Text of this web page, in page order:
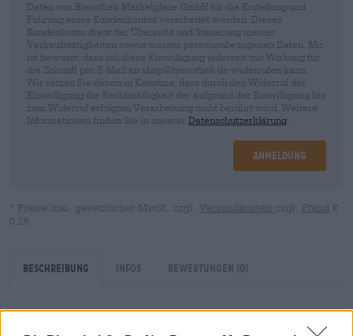
Daten von Bierothek Marketplace GmbH für die Erstellung und
Führung eines Kundenkontos verarbeitet werden. Dieses
Kundenkonto dient der Übersicht und Steuerung meiner
Verkaufstätigkeiten sowie meiner personenbezogenen Daten. Mir
ist bewusst, dass ich diese Einwilligung jederzeit mit Wirkung für
die Zukunft per E-Mail an shop@bierothek.de widerrufen kann.
Wir setzen Sie davon in Kenntnis, dass durch den Widerruf der
Einwilligung die Rechtmäßigkeit der aufgrund der Einwilligung bis
zum Widerruf erfolgten Verarbeitung nicht berührt wird. Weitere
Informationen finden Sie in unserer Datenschutzerklärung
Anmeldung
* Preise inkl. gesetzlicher MwSt. zzgl. Versandkosten zzgl. Pfand €
0,25
Beschreibung Infos Bewertungen (0)
Sauerbiere fanden im Laufe der letzten Jahre mehr und